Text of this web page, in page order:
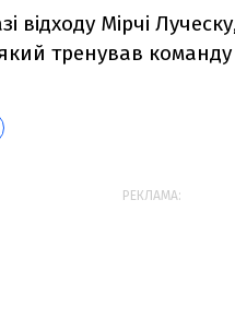
відходу Мірчі
тренував команду
РЕКЛАМА: